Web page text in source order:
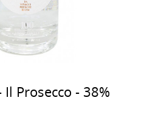
Prosecco - 38%